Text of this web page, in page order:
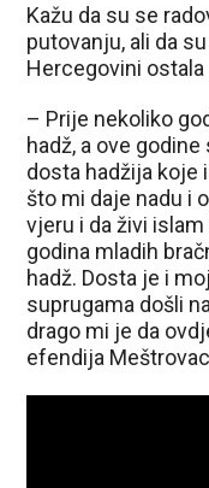
Kažu da su se
putovanju, ali da
Hercegovini ostala
– Prije nekoliko
hadž, a ove
dosta hadžija koje
što mi daje nadu i
vjeru i da živi
godina mladih
hadž. Dosta je i
suprugama došli
drago mi je da
efendija